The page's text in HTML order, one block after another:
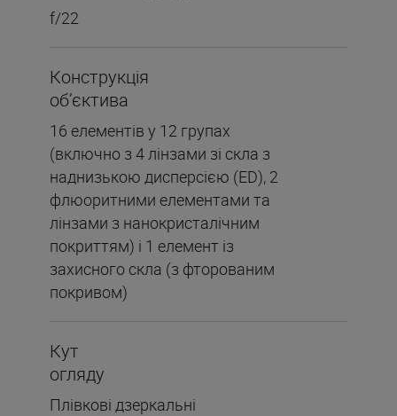
f/22
Конструкція
об’єктива
16 елементів у 12 групах
(включно з 4 лінзами зі скла з
наднизькою дисперсією (ED), 2
флюоритними елементами та
лінзами з нанокристалічним
покриттям) і 1 елемент із
захисного скла (з фторованим
покривом)
Кут
огляду
Плівкові дзеркальні